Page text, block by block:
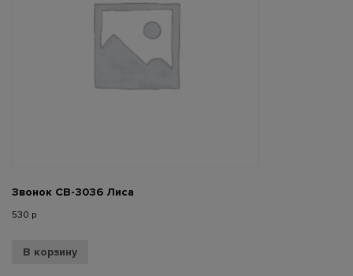
Звонок СВ-3036 Лиса
530 р
В корзину